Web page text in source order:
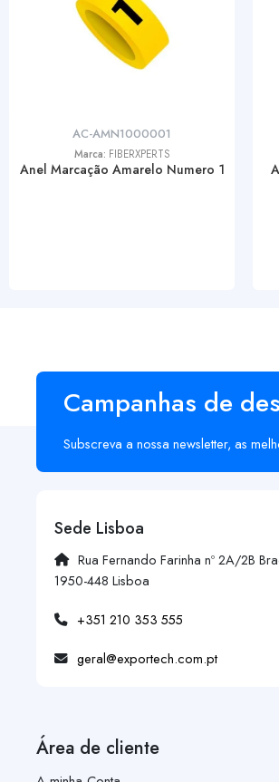
AC-AMN1000001
Marca: FIBERXPERTS
Anel Marcação Amarelo Numero 1
Campanhas de
Subscreva a nossa newsletter, as
Sede Lisboa
Rua Fernando Farinha nº 2A/2B
1950-448 Lisboa
+351 210 353 555
geral@exportech.com.pt
Área de cliente